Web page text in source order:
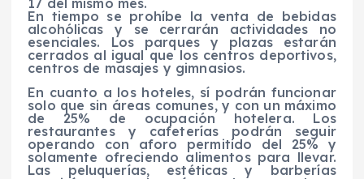
En tiempo se prohíbe la venta de bebidas
alcohólicas y se cerrarán actividades no
esenciales. Los parques y plazas estarán
cerrados al igual que los centros deportivos,
centros de masajes y gimnasios.
En cuanto a los hoteles, sí podrán funcionar
solo que sin áreas comunes, y con un máximo
de 25% de ocupación hotelera. Los
restaurantes y cafeterías podrán seguir
operando con aforo permitido del 25% y
solamente ofreciendo alimentos para llevar.
Las peluquerías, estéticas y barberías